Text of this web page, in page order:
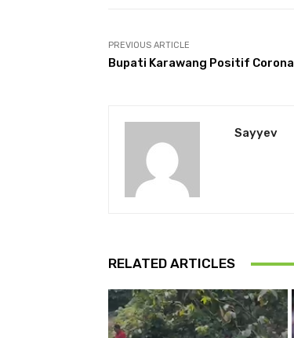
PREVIOUS ARTICLE
Bupati Karawang Positif Corona
Sayyev
RELATED ARTICLES